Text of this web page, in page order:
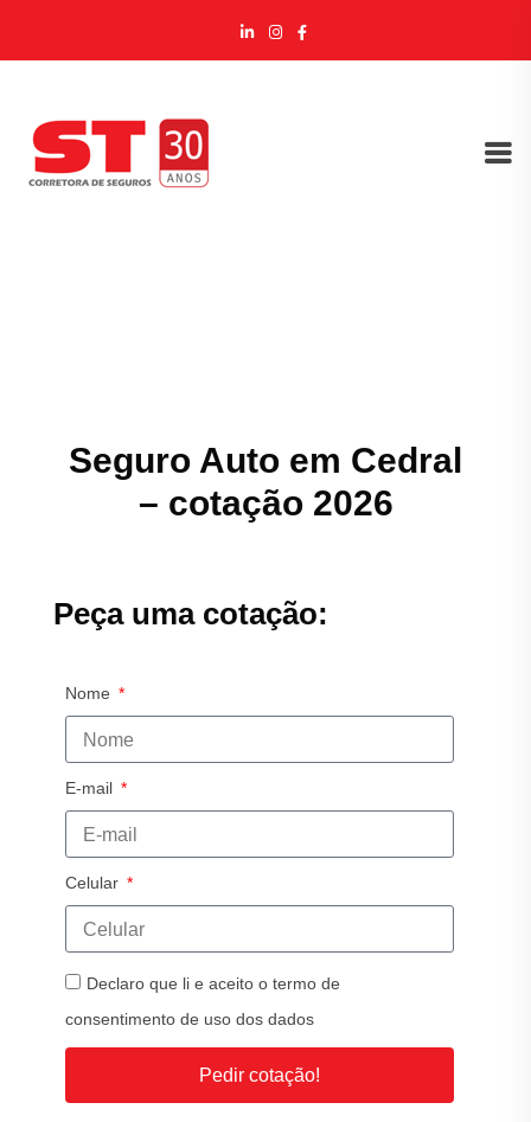
Seguro Auto em Cedral
– cotação 2026
Peça uma cotação:
Nome
E-mail
Celular
Declaro que li e aceito o termo de
consentimento de uso dos dados
Pedir cotação!